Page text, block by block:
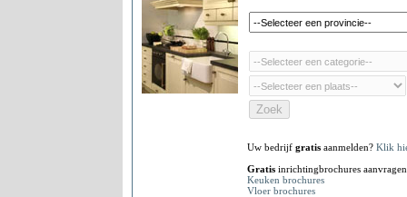
Uw bedrijf gratis aanmelden? Klik
Gratis inrichtingbrochures
Keuken brochures
Vloer brochures